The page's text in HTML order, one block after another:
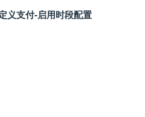
义支付‑启用时段配置